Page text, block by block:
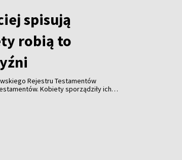
spisują
robią to
Rejestru Testamentów
Kobiety sporządziły ich